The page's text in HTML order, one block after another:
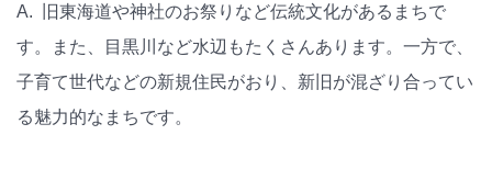
A. 旧東海道や神社のお祭りなど伝統文化があるまちで
す。また、目黒川など水辺もたくさんあります。一方で、
子育て世代などの新規住民がおり、新旧が混ざり合ってい
る魅力的なまちです。